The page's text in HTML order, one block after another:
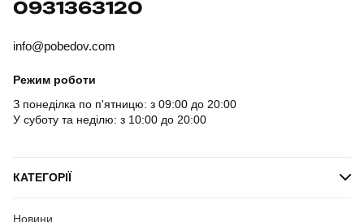
0931363120
info@pobedov.com
Режим роботи
З понеділка по п'ятницю: з 09:00 до 20:00
У суботу та неділю: з 10:00 до 20:00
КАТЕГОРІЇ
Новини